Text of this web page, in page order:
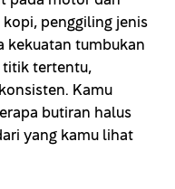
penggiling jenis
kekuatan tumbukan
titik tertentu,
Kamu
butiran halus
yang kamu lihat